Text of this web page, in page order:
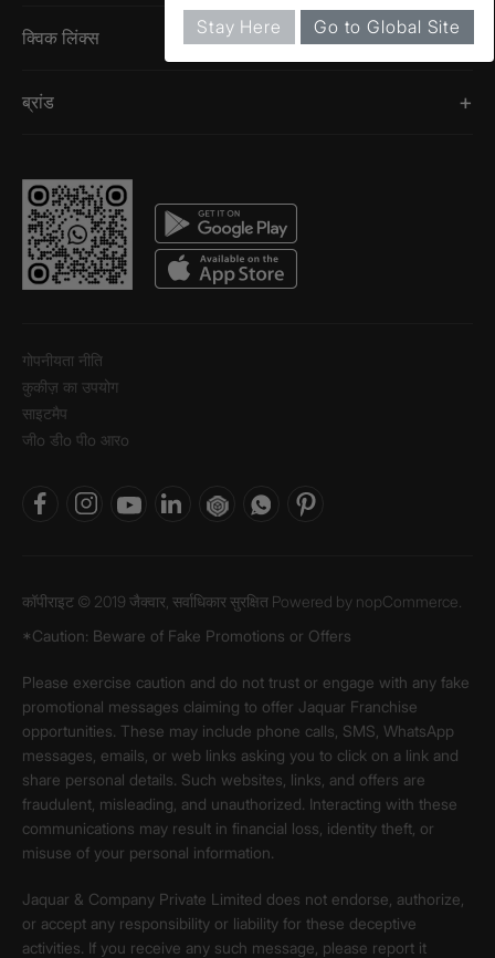
क्विक लिंक्स
ब्रांड
गोपनीयता नीति
कुकीज़ का उपयोग
साइटमैप
जीo डीo पीo आरo
कॉपीराइट © 2019 जैक्वार, सर्वाधिकार सुरक्षित Powered by nopCommerce.
*Caution: Beware of Fake Promotions or Offers
Please exercise caution and do not trust or engage with any fake
promotional messages claiming to offer Jaquar Franchise
opportunities. These may include phone calls, SMS, WhatsApp
messages, emails, or web links asking you to click on a link and
share personal details. Such websites, links, and offers are
fraudulent, misleading, and unauthorized. Interacting with these
communications may result in financial loss, identity theft, or
misuse of your personal information.
Jaquar & Company Private Limited does not endorse, authorize,
or accept any responsibility or liability for these deceptive
activities. If you receive any such message, please report it
Stay Here Go to Global Site